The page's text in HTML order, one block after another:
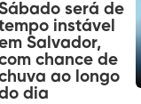
será de
instável
Salvador,
chance de
ao longo
dia